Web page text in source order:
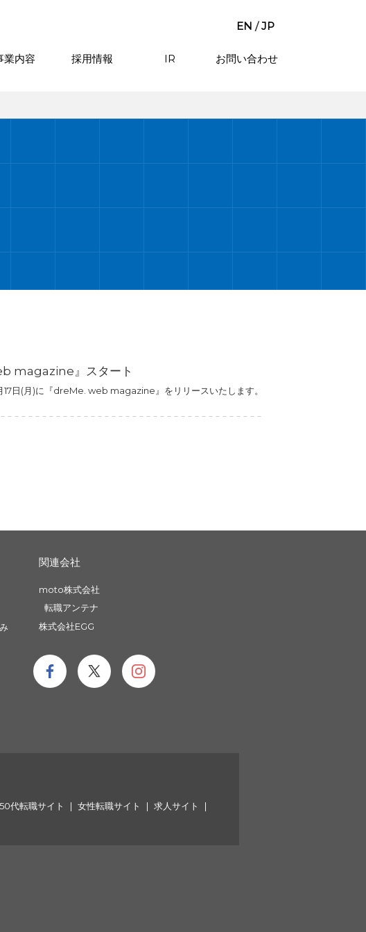
EN /JP
業内容 採用情報 IR お問い合わせ
magazine』スタート
日(月)に『dreMe. web magazine』をリリースいたします。
関連会社
moto株式会社
転職アンテナ
株式会社EGG
50代転職サイト 女性転職サイト
求人サイト